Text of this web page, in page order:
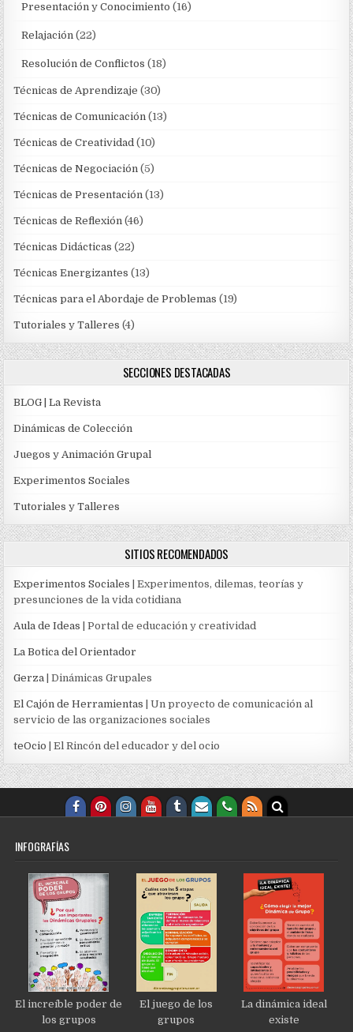
Presentación y Conocimiento (16)
Relajación (22)
Resolución de Conflictos (18)
Técnicas de Aprendizaje (30)
Técnicas de Comunicación (13)
Técnicas de Creatividad (10)
Técnicas de Negociación (5)
Técnicas de Presentación (13)
Técnicas de Reflexión (46)
Técnicas Didácticas (22)
Técnicas Energizantes (13)
Técnicas para el Abordaje de Problemas (19)
Tutoriales y Talleres (4)
SECCIONES DESTACADAS
BLOG | La Revista
Dinámicas de Colección
Juegos y Animación Grupal
Experimentos Sociales
Tutoriales y Talleres
SITIOS RECOMENDADOS
Experimentos Sociales | Experimentos, dilemas, teorías y
presunciones de la vida cotidiana
Aula de Ideas | Portal de educación y creatividad
La Botica del Orientador
Gerza | Dinámicas Grupales
El Cajón de Herramientas | Un proyecto de comunicación al
servicio de las organizaciones sociales
teOcio | El Rincón del educador y del ocio
INFOGRAFÍAS
El increíble poder de
los grupos
El juego de los
grupos
La dinámica ideal
existe